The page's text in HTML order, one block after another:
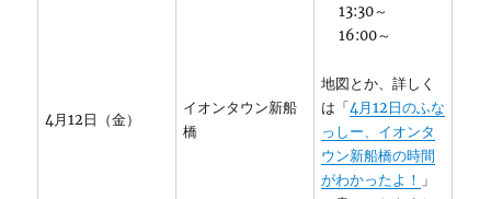
4月12日（金）
イオンタウン新船
橋
13:30～
16:00～
地図とか、詳しく
は「4月12日のふな
っしー、イオンタ
ウン新船橋の時間
がわかったよ！ 」